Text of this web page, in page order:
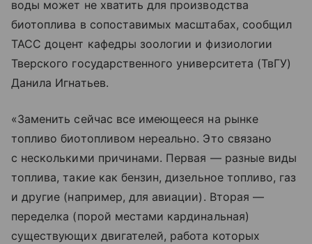
воды может не хватить для производства
биотоплива в сопоставимых масштабах, сообщил
ТАСС доцент кафедры зоологии и физиологии
Тверского государственного университета (ТвГУ)
Данила Игнатьев.
«Заменить сейчас все имеющееся на рынке
топливо биотопливом нереально. Это связано
с несколькими причинами. Первая — разные виды
топлива, такие как бензин, дизельное топливо, газ
и другие (например, для авиации). Вторая —
переделка (порой местами кардинальная)
существующих двигателей, работа которых